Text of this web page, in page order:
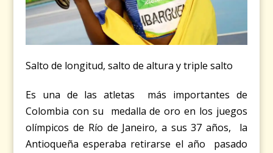
Salto de longitud, salto de altura y triple salto
Es una de las atletas más importantes de
Colombia con su medalla de oro en los juegos
olímpicos de Río de Janeiro, a sus 37 años, la
Antioqueña esperaba retirarse el año pasado